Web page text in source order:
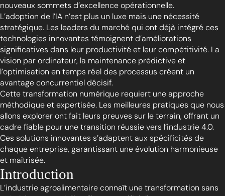
nouveaux sommets d’excellence opérationnelle.
L’adoption de l’IA n’est plus un luxe mais une nécessité
stratégique. Les leaders du marché qui ont déjà intégré ces
technologies innovantes témoignent d’améliorations
significatives dans leur productivité et leur compétitivité. La
vision par ordinateur, la maintenance prédictive et
l’optimisation en temps réel des processus créent un
avantage concurrentiel décisif.
Cette transformation numérique requiert une approche
méthodique et expertisée. Les meilleures pratiques que nous
allons explorer ont fait leurs preuves sur le terrain, offrant un
cadre fiable pour une transition réussie vers l’industrie 4.0.
Ces solutions innovantes s’adaptent aux spécificités de
chaque entreprise, garantissant une évolution harmonieuse
et maîtrisée.
Introduction
L’industrie agroalimentaire connaît une transformation sans